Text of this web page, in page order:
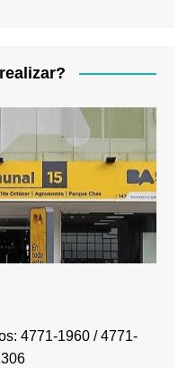
4771-1960 / 4771-